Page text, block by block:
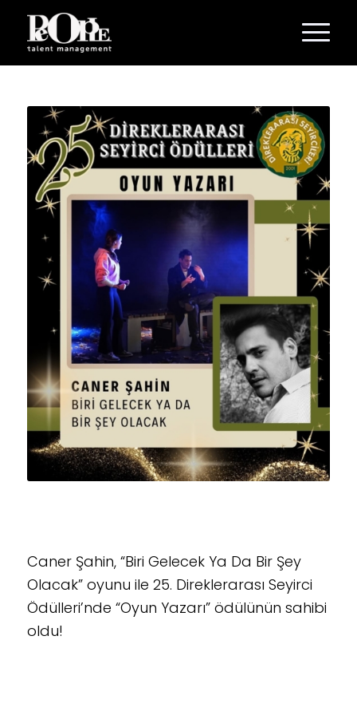
Caner Şahin, “Biri Gelecek Ya Da Bir Şey
Olacak” oyunu ile 25. Direklerarası Seyirci
Ödülleri’nde “Oyun Yazarı” ödülünün sahibi
oldu!